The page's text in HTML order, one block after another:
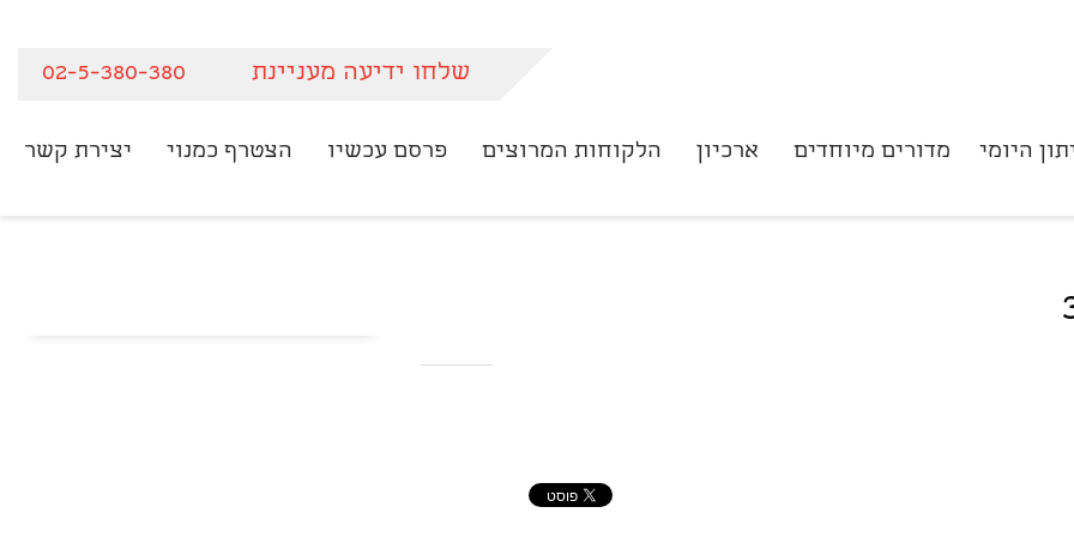
שלחו ידיעה מעניינת 02-5-380-380
היומי מדורים מיוחדים ארכיון הלקוחות המרוצים פרסם עכשיו הצטרף כמנוי יצירת קשר